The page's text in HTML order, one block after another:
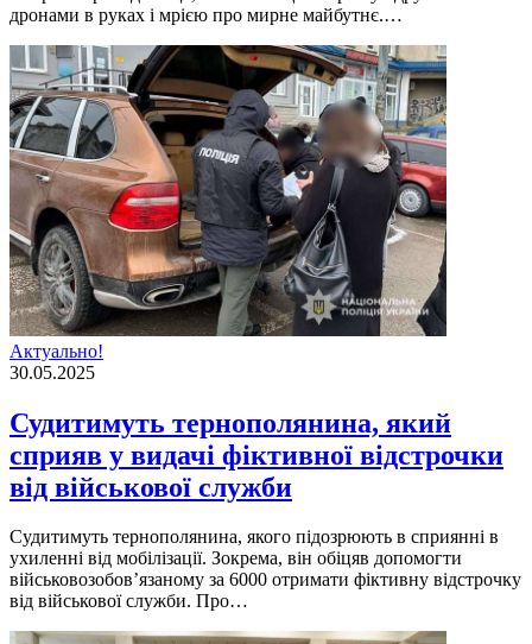
дронами в руках і мрією про мирне майбутнє.…
Актуально!
30.05.2025
Судитимуть тернополянина, який
сприяв у видачі фіктивної відстрочки
від військової служби
Судитимуть тернополянина, якого підозрюють в сприянні в
ухиленні від мобілізації. Зокрема, він обіцяв допомогти
військовозобов’язаному за 6000 отримати фіктивну відстрочку
від військової служби. Про…